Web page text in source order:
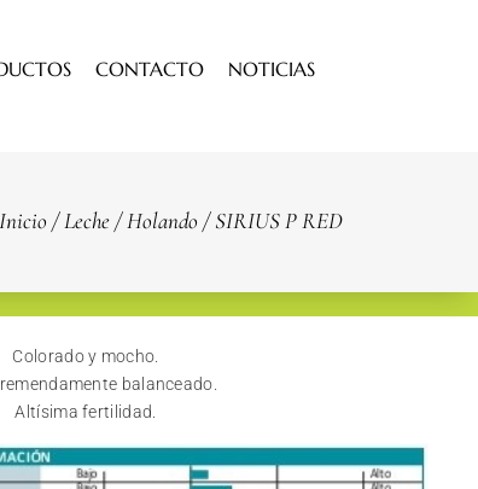
CONTACTO NOTICIAS
Inicio /Leche/Holando / SIRIUS P RED
Colorado y mocho.
balanceado.
Altísima fertilidad.